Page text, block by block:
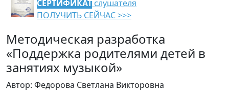
СЕРТИФИКАТ слушателя
ПОЛУЧИТЬ СЕЙЧАС >>>
Методическая разработка
«Поддержка родителями детей в
занятиях музыкой»
Автор: Федорова Светлана Викторовна